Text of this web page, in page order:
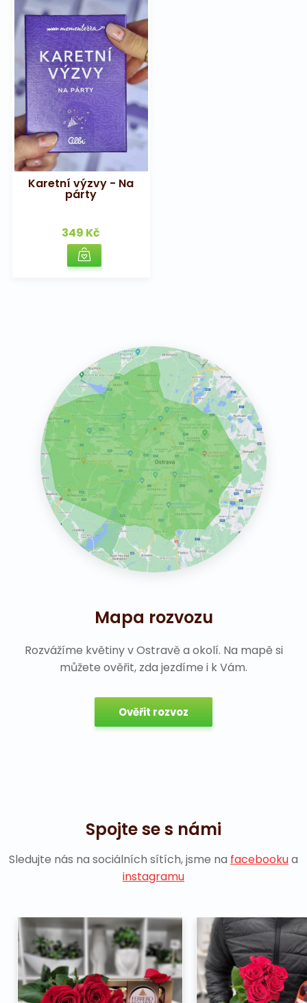
Karetní výzvy - Na
párty
349 Kč
Mapa rozvozu
Rozvážíme květiny v Ostravě a okolí. Na mapě si
můžete ověřit, zda jezdíme i k Vám.
Ověřit rozvoz
Spojte se s námi
Sledujte nás na sociálních sítích, jsme na facebookua
instagramu